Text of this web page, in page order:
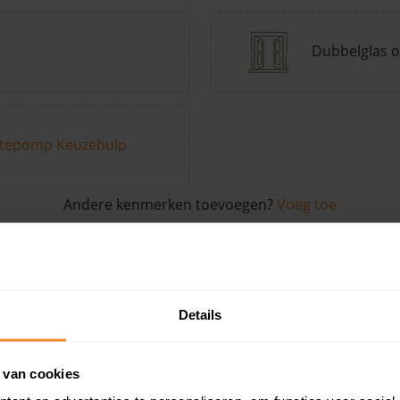
Details
cookies
Dubbelglas
Keuzehulp
Andere kenmerken toevoegen? Voeg toe
de buurt